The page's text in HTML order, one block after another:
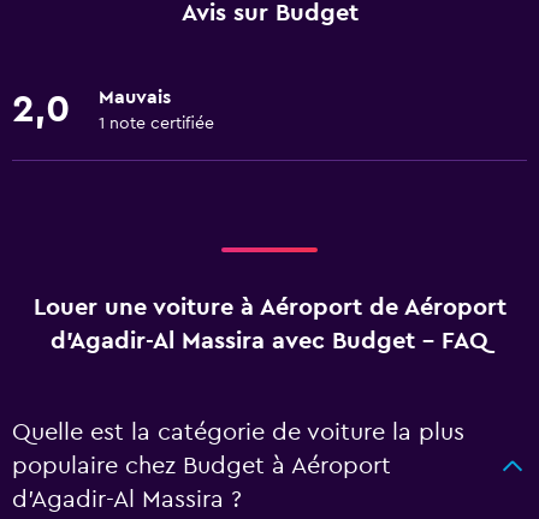
Avis sur Budget
2,0 Mauvais
1 note certifiée
Louer une voiture à Aéroport de Aéroport
d'Agadir-Al Massira avec Budget - FAQ
Quelle est la catégorie de voiture la plus
populaire chez Budget à Aéroport
d'Agadir-Al Massira ?